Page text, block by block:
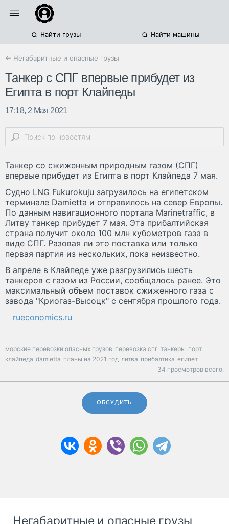
Найти грузы Найти машины
← Негабаритные и опасные грузы
Танкер с СПГ впервые прибудет из
Египта в порт Клайпеды
17:18, 2 Мая 2021
Танкер со сжиженным природным газом (СПГ)
впервые прибудет из Египта в порт Клайпеда 7 мая.
Судно LNG Fukurokuju загрузилось на египетском
терминале Damietta и отправилось на север Европы.
По данным навигационного портала Marinetraffic, в
Литву танкер прибудет 7 мая. Эта прибалтийская
страна получит около 100 млн кубометров газа в
виде СПГ. Разовая ли это поставка или только
первая партия из нескольких, пока неизвестно.
В апреле в Клайпеде уже разгрузились шесть
танкеров с газом из России, сообщалось ранее. Это
максимальный объем поставок сжиженного газа с
завода "Криогаз-Высоцк" с сентября прошлого года.
rueconomics.ru
морские перевозки опасных грузов перевозка спг танкеры порт
клайпеда damietta планы на 2021 год литва прибалтика египет
34 просмотров всего.
ОБСУДИТЬ
Негабаритные и опасные грузы